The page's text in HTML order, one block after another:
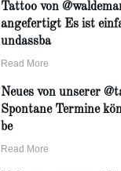
Tattoo von
angefertigt Es ist
undassba
Read More
Neues von unserer
Spontane Termine
be
Read More